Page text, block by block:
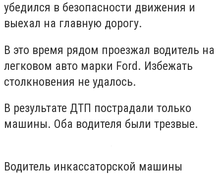
убедился в безопасности движения и
выехал на главную дорогу.
В это время рядом проезжал водитель на
легковом авто марки Ford. Избежать
столкновения не удалось.
В результате ДТП пострадали только
машины. Оба водителя были трезвые.
Водитель инкассаторской машины